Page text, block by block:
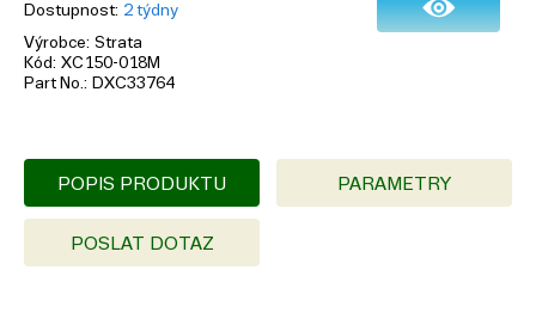
Dostupnost 2 týdny
Výrobce Strata
Kód XC150-018M
Part No.
DXC33764
POPIS PRODUKTU PARAMETRY
POSLAT DOTAZ